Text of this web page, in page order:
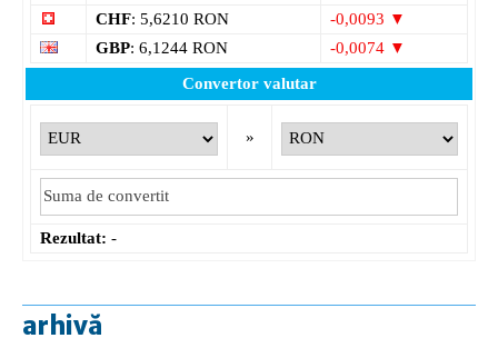
CHF: 5,6210 RON
-0,0093 ▼
GBP: 6,1244 RON
-0,0074 ▼
Convertor valutar
»
Rezultat: -
arhivă